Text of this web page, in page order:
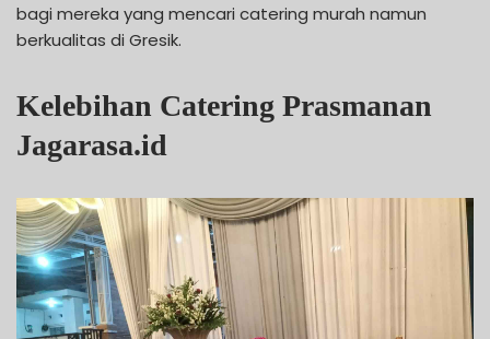
bagi mereka yang mencari catering murah namun
berkualitas di Gresik.
Kelebihan Catering Prasmanan
Jagarasa.id